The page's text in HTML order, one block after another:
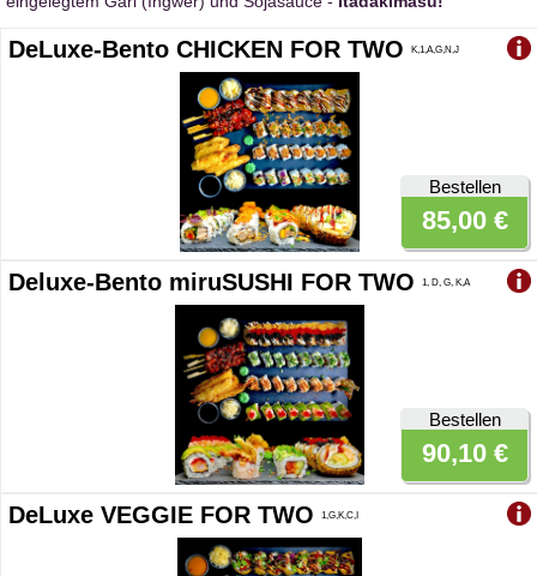
DeLuxe-Bento CHICKEN FOR TWO K,1,A,G,N,J
Bestellen
85,00 €
Deluxe-Bento miruSUSHI FOR TWO 1, D, G, K,A
Bestellen
90,10 €
DeLuxe VEGGIE FOR TWO 1,G,K,C,I